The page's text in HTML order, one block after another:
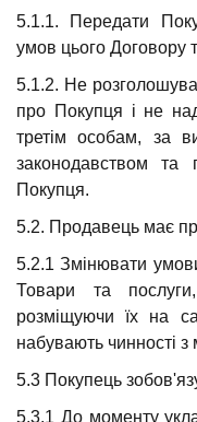
5.1.1. Передати
умов цього Договору
5.1.2. Не
про Покупця і не
третім особам, за
законодавством та
Покупця.
5.2. Продавець має
5.2.1 Змінювати
Товари та
розміщуючи їх на
набувають чинності з
5.3 Покупець
5.3.1 До моменту